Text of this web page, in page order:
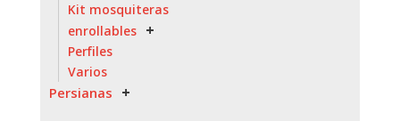
Kit mosquiteras
enrollables
Perfiles
Varios
Persianas